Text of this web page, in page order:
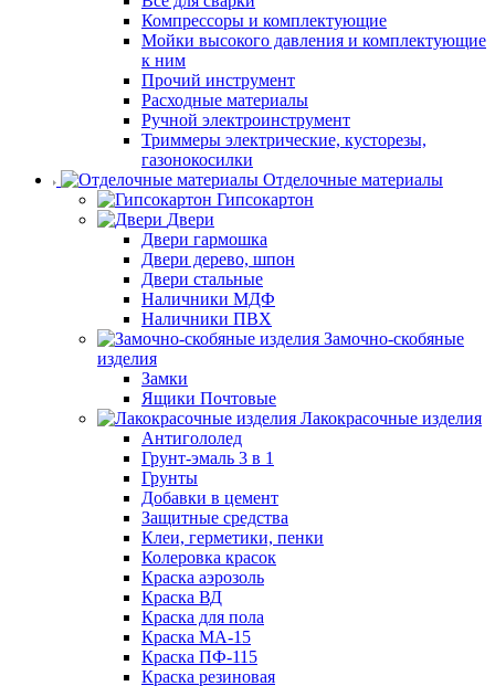
Компрессоры и комплектующие
Мойки высокого давления и комплектующие
к ним
Прочий инструмент
Расходные материалы
Ручной электроинструмент
Триммеры электрические, кусторезы,
газонокосилки
Отделочные материалы
Гипсокартон
Двери
Двери гармошка
Двери дерево, шпон
Двери стальные
Наличники МДФ
Наличники ПВХ
Замочно-скобяные
изделия
Замки
Ящики Почтовые
Лакокрасочные изделия
Антигололед
Грунт-эмаль 3 в 1
Грунты
Добавки в цемент
Защитные средства
Клеи, герметики, пенки
Колеровка красок
Краска аэрозоль
Краска ВД
Краска для пола
Краска МА-15
Краска ПФ-115
Краска резиновая